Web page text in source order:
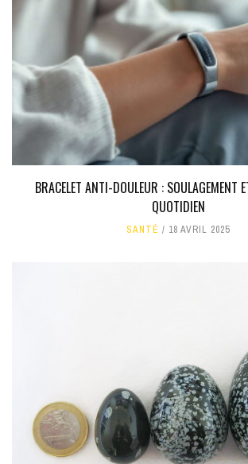
BRACELET ANTI-DOULEUR : SOULAGEMENT
QUOTIDIEN
SANTÉ 18 AVRIL 2025